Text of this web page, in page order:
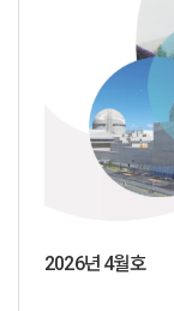
2026년 4월호